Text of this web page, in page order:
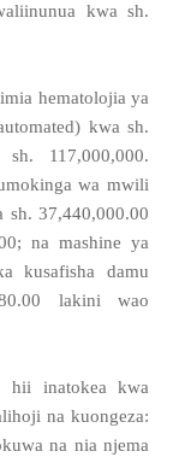
kwa sh.
hematolojia ya
kwa sh.
117,000,000.
wa mwili
37,440,000.00
na mashine ya
kusafisha damu
lakini wao
hii inatokea kwa
na kuongeza:
na nia njema